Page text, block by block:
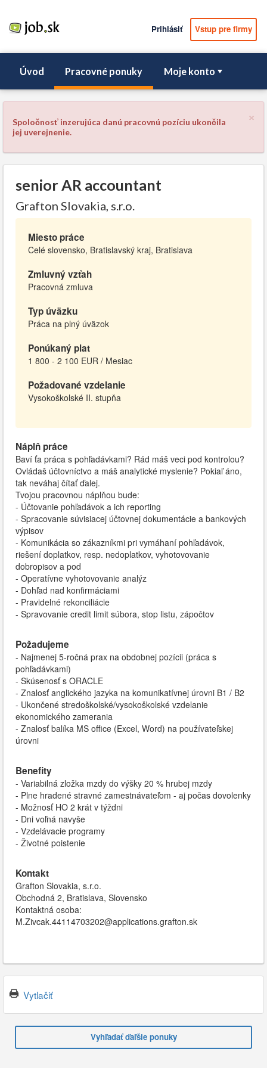
Prihlásiť Vstup pre firmy
Úvod Pracovné ponuky Moje konto
×
Spoločnosť inzerujúca danú pracovnú pozíciu ukončila
jej uverejnenie.
senior AR accountant
Grafton Slovakia, s.r.o.
Miesto práce
Celé slovensko, Bratislavský kraj, Bratislava
Zmluvný vzťah
Pracovná zmluva
Typ úväzku
Práca na plný úväzok
Ponúkaný plat
1 800 - 2 100 EUR / Mesiac
Požadované vzdelanie
Vysokoškolské II. stupňa
Náplň práce
Baví ťa práca s pohľadávkami? Rád máš veci pod kontrolou?
Ovládaš účtovníctvo a máš analytické myslenie? Pokiaľ áno,
tak neváhaj čítať ďalej.
Tvojou pracovnou náplňou bude:
- Účtovanie pohľadávok a ich reporting
- Spracovanie súvisiacej účtovnej dokumentácie a bankových
výpisov
- Komunikácia so zákazníkmi pri vymáhaní pohľadávok,
riešení doplatkov, resp. nedoplatkov, vyhotovovanie
dobropisov a pod
- Operatívne vyhotovovanie analýz
- Dohľad nad konfirmáciami
- Pravidelné rekonciliácie
- Spravovanie credit limit súbora, stop listu, zápočtov
Požadujeme
- Najmenej 5-ročná prax na obdobnej pozícii (práca s
pohľadávkami)
- Skúsenosť s ORACLE
- Znalosť anglického jazyka na komunikatívnej úrovni B1 / B2
- Ukončené stredoškolské/vysokoškolské vzdelanie
ekonomického zamerania
- Znalosť balíka MS office (Excel, Word) na používateľskej
úrovni
Benefity
- Variabilná zložka mzdy do výšky 20 % hrubej mzdy
- Plne hradené stravné zamestnávateľom - aj počas dovolenky
- Možnosť HO 2 krát v týždni
- Dni voľná navyše
- Vzdelávacie programy
- Životné poistenie
Kontakt
Grafton Slovakia, s.r.o.
Obchodná 2, Bratislava, Slovensko
Kontaktná osoba:
M.Zivcak.44114703202@applications.grafton.sk
Vytlačiť
Vyhľadať ďaľšie ponuky